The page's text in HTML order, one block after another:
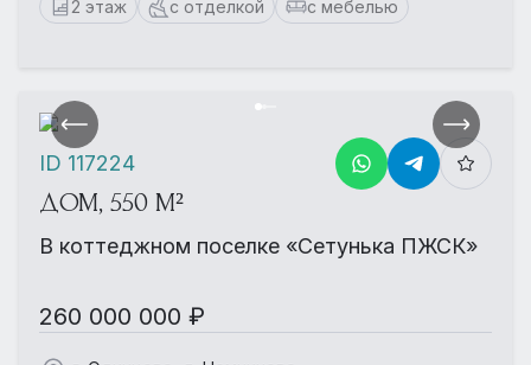
2 этаж с отделкой с мебелью
ДОМ, 550 М²
В коттеджном поселке «Сетунька ПЖСК»
260 000 000 ₽
ID 117224